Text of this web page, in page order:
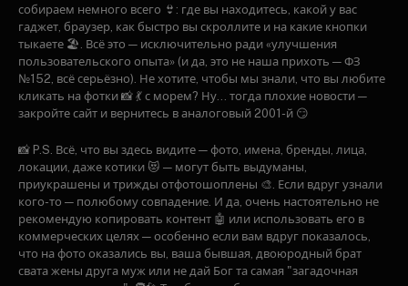
собираем немного всего 👙: где вы находитесь, какой у вас
гаджет, браузер, как быстро вы скроллите и на какие кнопки
тыкаете 🏖️. Всё это — исключительно ради «улучшения
пользовательского опыта» (и да, это не наша прихоть — ФЗ
№152, всё серьёзно). Не хотите, чтобы мы знали, что вы любите
кликать на фотки 📸 💃 с морем? Ну... тогда плохие новости —
закройте сайт и вернитесь в аналоговый 2001-й 😏
📸 P.S. Всё, что вы здесь видите — фото, имена, бренды, лица,
локации, даже котики 😻 — могут быть выдуманы,
приукрашены и трижды отфотошоплены 🎨. Если вдруг узнали
кого-то — полюбому совпадение. И да, очень настоятельно не
рекомендую копировать контент 🤖 или использовать его в
коммерческих целях — особенно если вам вдруг показалось,
что на фото оказались вы, ваша бывшая, двоюродный брат
свата жены друга муж или не дай Бог та самая "загадочная